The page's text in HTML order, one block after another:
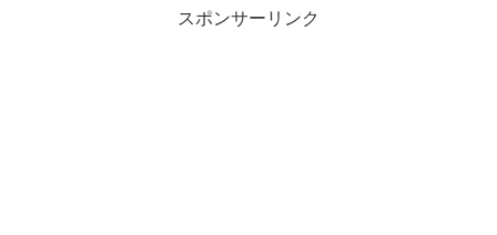
スポンサーリンク